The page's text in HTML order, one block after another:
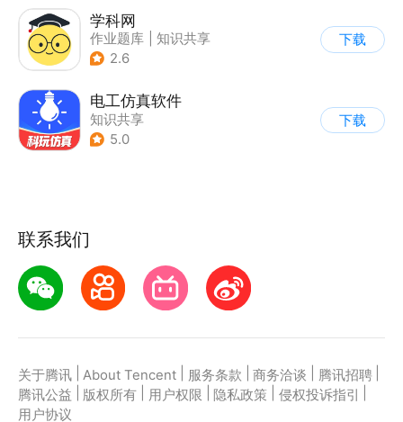
学科网
作业题库
知识共享
2.6
下载
电工仿真软件
知识共享
5.0
下载
联系我们
关于腾讯 About Tencent 服务条款 商务洽谈 腾讯招聘
腾讯公益
版权所有 用户权限 隐私政策 侵权投诉指引
用户协议